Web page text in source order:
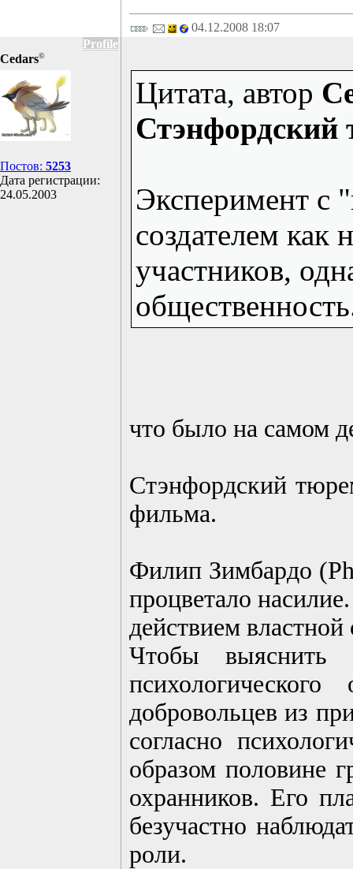
04.12.2008 18:07
Profile
Cedars©
Постов: 5253
Дата регистрации:
24.05.2003
Цитата, автор
Стэнфордский
Эксперимент с
создателем как
участников,
что было на самом
Стэнфордский
фильма.
Филип Зимбардо
процветало
действием
Чтобы выяснить
добровольцев из
согласно
образом половине
охранников. Его
безучастно
роли.